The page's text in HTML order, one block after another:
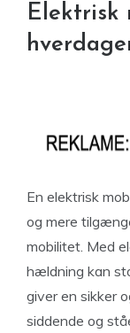
Elektrisk
En elektrisk
og mere
mobilitet. Med
hældning kan
giver en sikker
siddende og